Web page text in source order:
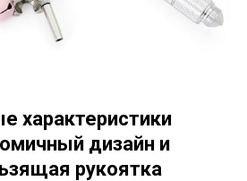
характеристики
дизайн и
рукоятка